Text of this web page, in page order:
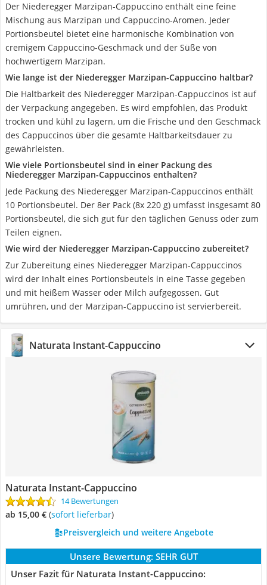
Der Niederegger Marzipan-Cappuccino enthält eine feine
Mischung aus Marzipan und Cappuccino-Aromen. Jeder
Portionsbeutel bietet eine harmonische Kombination von
cremigem Cappuccino-Geschmack und der Süße von
hochwertigem Marzipan.
Wie lange ist der Niederegger Marzipan-Cappuccino haltbar?
Die Haltbarkeit des Niederegger Marzipan-Cappuccinos ist auf
der Verpackung angegeben. Es wird empfohlen, das Produkt
trocken und kühl zu lagern, um die Frische und den Geschmack
des Cappuccinos über die gesamte Haltbarkeitsdauer zu
gewährleisten.
Wie viele Portionsbeutel sind in einer Packung des
Niederegger Marzipan-Cappuccinos enthalten?
Jede Packung des Niederegger Marzipan-Cappuccinos enthält
10 Portionsbeutel. Der 8er Pack (8x 220 g) umfasst insgesamt 80
Portionsbeutel, die sich gut für den täglichen Genuss oder zum
Teilen eignen.
Wie wird der Niederegger Marzipan-Cappuccino zubereitet?
Zur Zubereitung eines Niederegger Marzipan-Cappuccinos
wird der Inhalt eines Portionsbeutels in eine Tasse gegeben
und mit heißem Wasser oder Milch aufgegossen. Gut
umrühren, und der Marzipan-Cappuccino ist servierbereit.
Naturata Instant-Cappuccino
Naturata Instant-Cappuccino
14 Bewertungen
ab 15,00 € ( Sofort lieferbar)
Preisvergleich und weitere Angebote
Unsere Bewertung: SEHR GUT
Unser Fazit für Naturata Instant-Cappuccino: